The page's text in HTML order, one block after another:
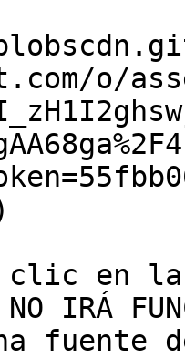
o/
clic en
IRÁ
fuente